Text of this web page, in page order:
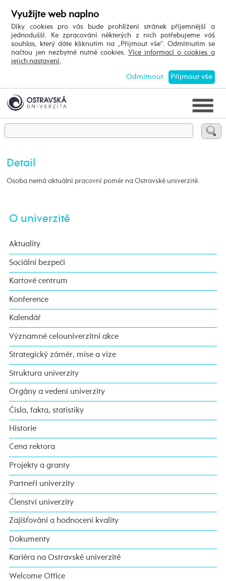
Využijte web naplno
Díky cookies pro vás bude prohlížení stránek příjemnější a
jednodušší. Ke zpracování některých z nich potřebujeme váš
souhlas, který dáte kliknutím na „Přijmout vše“. Odmítnutím se
načtou jen nezbytně nutné cookies.Více informací o cookies a
jejich nastavení
Přijmout vše
Odmítnout
Detail
Osoba nemá aktuální pracovní poměr na Ostravské univerzitě.
O univerzitě
Aktuality
Sociální bezpečí
Kartové centrum
Konference
Kalendář
Významné celouniverzitní akce
Strategický záměr, mise a vize
Struktura univerzity
Orgány a vedení univerzity
Čísla, fakta, statistiky
Historie
Cena rektora
Projekty a granty
Partneři univerzity
Členství univerzity
Zajišťování a hodnocení kvality
Dokumenty
Kariéra na Ostravské univerzitě
Welcome Office